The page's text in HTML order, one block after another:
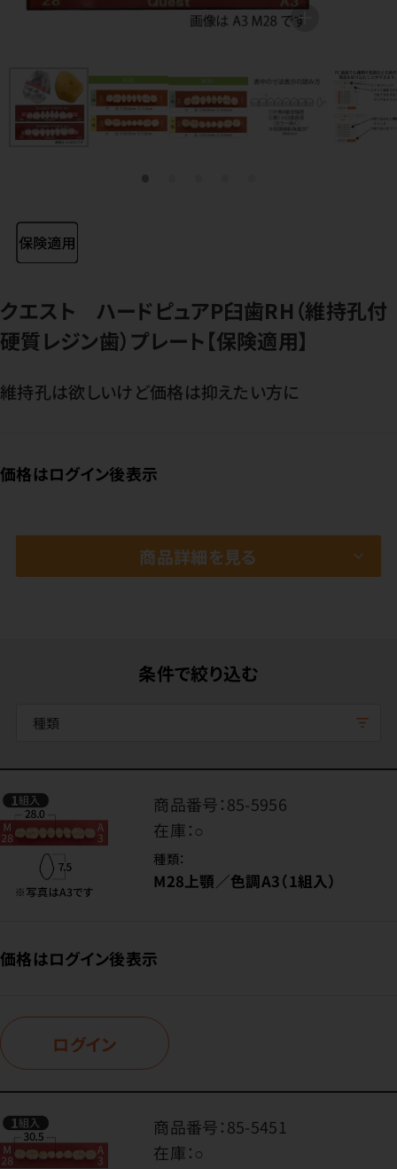
クエスト ハードピュアP臼歯RH（維持孔付
硬質レジン歯）プレート【保険適用】
維持孔は欲しいけど価格は抑えたい方に
価格はログイン後表示
商品詳細を見る
条件で絞り込む
種類
商品番号：85-5956
在庫：○
種類：
M28上顎／色調A3（1組入）
価格はログイン後表示
ログイン
商品番号：85-5451
在庫：○